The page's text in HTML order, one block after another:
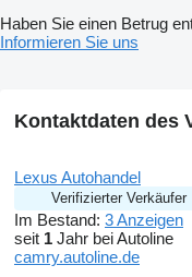
Haben Sie einen Betrug
Informieren Sie uns
Kontaktdaten des
Lexus Autohandel
Verifizierter Verkäufer
Im Bestand: 3 Anzeigen
seit 1 Jahr bei Autoline
camry.autoline.de